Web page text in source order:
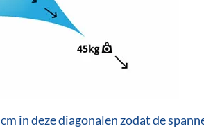
in deze diagonalen zodat de